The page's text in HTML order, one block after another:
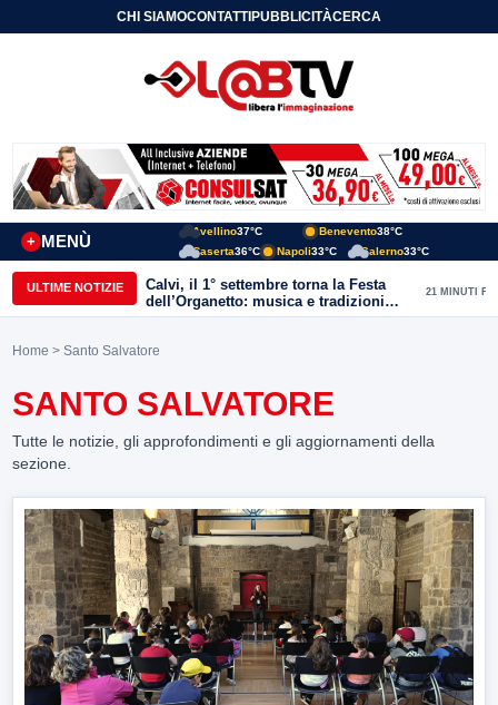
CHI SIAMOCONTATTIPUBBLICITÀCERCA
MENÙ
+
Avellino37°C Benevento38°C
Caserta36°C Napoli33°C Salerno33°C
ULTIME NOTIZIE
Calvi, il 1° settembre torna la Festa
dell’Organetto: musica e tradizioni
popolari dell’entroterra
21 MINUTI FA
Home > Santo Salvatore
SANTO SALVATORE
Tutte le notizie, gli approfondimenti e gli aggiornamenti della
sezione.